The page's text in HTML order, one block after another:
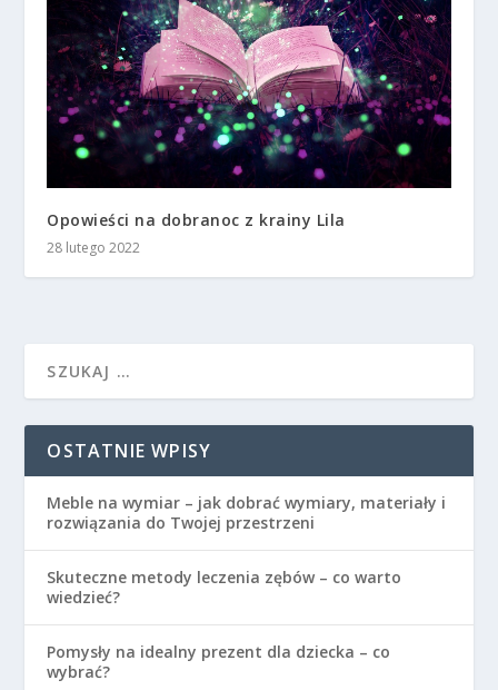
Opowieści na dobranoc z krainy Lila
28 lutego 2022
OSTATNIE WPISY
Meble na wymiar – jak dobrać wymiary, materiały i
rozwiązania do Twojej przestrzeni
Skuteczne metody leczenia zębów – co warto
wiedzieć?
Pomysły na idealny prezent dla dziecka – co
wybrać?